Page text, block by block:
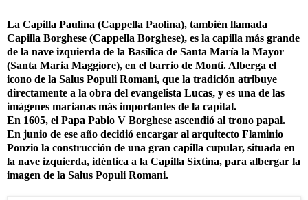
La Capilla Paulina (Cappella Paolina), también llamada
Capilla Borghese (Cappella Borghese), es la capilla más grande
de la nave izquierda de la Basílica de Santa María la Mayor
(Santa Maria Maggiore), en el barrio de Monti. Alberga el
icono de la Salus Populi Romani, que la tradición atribuye
directamente a la obra del evangelista Lucas, y es una de las
imágenes marianas más importantes de la capital.
En 1605, el Papa Pablo V Borghese ascendió al trono papal.
En junio de ese año decidió encargar al arquitecto Flaminio
Ponzio la construcción de una gran capilla cupular, situada en
la nave izquierda, idéntica a la Capilla Sixtina, para albergar la
imagen de la Salus Populi Romani.